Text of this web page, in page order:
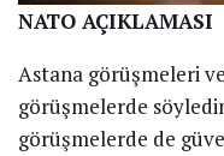
NATO AÇIKLAMASI
Astana görüşmeleri
görüşmelerde
görüşmelerde de